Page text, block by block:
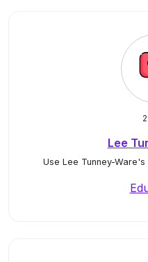
Lee
Use Lee Tunney-